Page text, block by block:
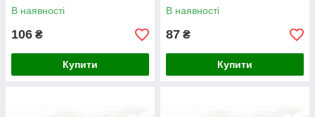
В наявності
106 ₴
Купити
В наявності
87 ₴
Купити